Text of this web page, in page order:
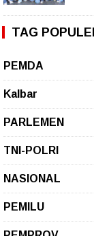
TAG
PEMDA
Kalbar
PARLEMEN
TNI-POLRI
NASIONAL
PEMILU